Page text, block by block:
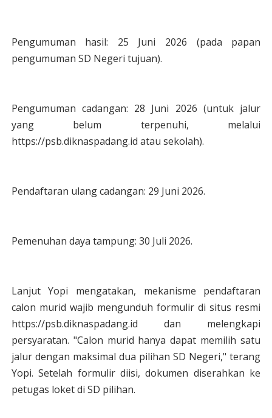
Pengumuman hasil: 25 Juni 2026 (pada papan
pengumuman SD Negeri tujuan).
Pengumuman cadangan: 28 Juni 2026 (untuk jalur
yang belum terpenuhi, melalui
https://psb.diknaspadang.id atau sekolah).
Pendaftaran ulang cadangan: 29 Juni 2026.
Pemenuhan daya tampung: 30 Juli 2026.
Lanjut Yopi mengatakan, mekanisme pendaftaran
calon murid wajib mengunduh formulir di situs resmi
https://psb.diknaspadang.id dan melengkapi
persyaratan. "Calon murid hanya dapat memilih satu
jalur dengan maksimal dua pilihan SD Negeri," terang
Yopi. Setelah formulir diisi, dokumen diserahkan ke
petugas loket di SD pilihan.